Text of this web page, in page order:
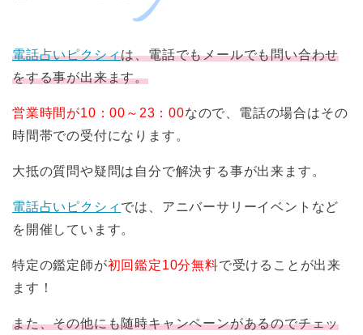
電話占いピクシィは、電話でもメールでも問い合わせ
をする事が出来ます。
営業時間が10：00～23：00なので、電話の場合はその
時間帯での受付になります。
大抵の質問や疑問は自分で解決する事が出来ます。
電話占いピクシィ では、アニバーサリーイベントなど
を開催しています。
特定の鑑定師が初回鑑定10分無料で受けることが出来
ます！
また、その他にも随時キャンペーンがあるのでチェッ